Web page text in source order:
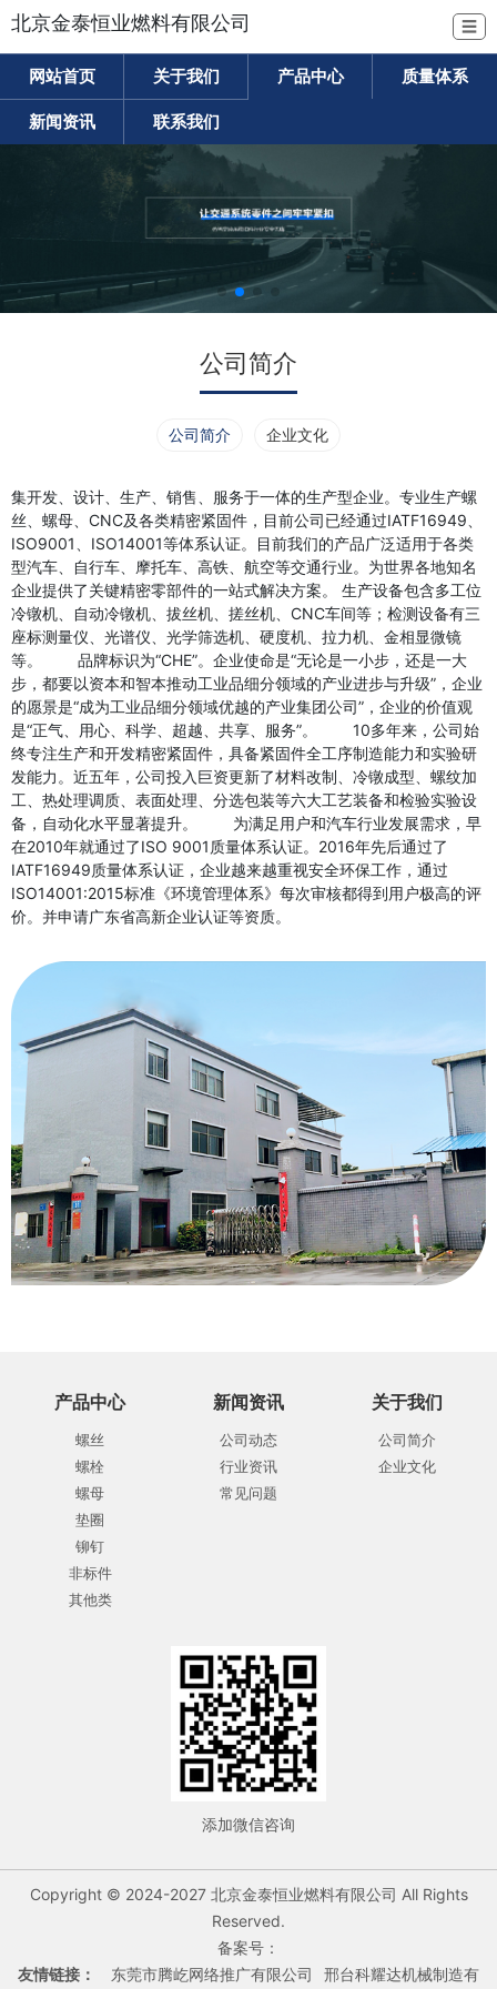
北京金泰恒业燃料有限公司 ☰
网站首页 关于我们 产品中心 质量体系
新闻资讯 联系我们
公司简介
公司简介 企业文化
集开发、设计、生产、销售、服务于一体的生产型企业。专业生产螺
丝、螺母、CNC及各类精密紧固件，目前公司已经通过IATF16949、
ISO9001、ISO14001等体系认证。目前我们的产品广泛适用于各类
型汽车、自行车、摩托车、高铁、航空等交通行业。为世界各地知名
企业提供了关键精密零部件的一站式解决方案。 生产设备包含多工位
冷镦机、自动冷镦机、拔丝机、搓丝机、CNC车间等；检测设备有三
座标测量仪、光谱仪、光学筛选机、硬度机、拉力机、金相显微镜
等。 品牌标识为“CHE”。企业使命是“无论是一小步，还是一大
步，都要以资本和智本推动工业品细分领域的产业进步与升级”，企业
的愿景是“成为工业品细分领域优越的产业集团公司”，企业的价值观
是“正气、用心、科学、超越、共享、服务”。 10多年来，公司始
终专注生产和开发精密紧固件，具备紧固件全工序制造能力和实验研
发能力。近五年，公司投入巨资更新了材料改制、冷镦成型、螺纹加
工、热处理调质、表面处理、分选包装等六大工艺装备和检验实验设
备，自动化水平显著提升。 为满足用户和汽车行业发展需求，早
在2010年就通过了ISO 9001质量体系认证。2016年先后通过了
IATF16949质量体系认证，企业越来越重视安全环保工作，通过
ISO14001:2015标准《环境管理体系》每次审核都得到用户极高的评
价。并申请广东省高新企业认证等资质。
产品中心
螺丝
螺栓
螺母
垫圈
铆钉
非标件
其他类
新闻资讯
公司动态
行业资讯
常见问题
关于我们
公司简介
企业文化
添加微信咨询
Copyright © 2024-2027 北京金泰恒业燃料有限公司 All Rights
Reserved.
备案号：
友情链接：
东莞市腾屹网络推广有限公司 邢台科耀达机械制造有